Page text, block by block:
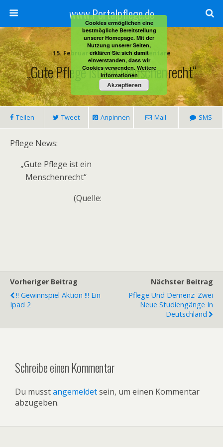
www.Portalpflege.de
15. Februar 2012 • Keine Kommentare
„Gute Pflege Ist Ein Menschenrecht“
Teilen Tweet Anpinnen Mail SMS
Pflege News:
„Gute Pflege ist ein
Menschenrecht“
(Quelle:
Vorheriger Beitrag
!! Gewinnspiel Aktion !!! Ein
Ipad 2
Nächster Beitrag
Pflege Und Demenz: Zwei
Neue Studiengänge In
Deutschland
Schreibe einen Kommentar
Du musstangemeldetsein, um einen Kommentar
abzugeben.
Cookies ermöglichen eine
bestmögliche Bereitstellung
unserer Homepage. Mit der
Nutzung unserer Seiten,
erklären Sie sich damit
einverstanden, dass wir
Cookies verwenden. Weitere
Informationen
Akzeptieren